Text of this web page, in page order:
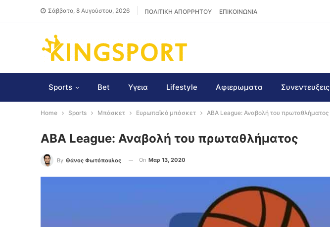
Σάββατο, 8 Αυγούστου, 2026 ΠΟΛΙΤΙΚΗ ΑΠΟΡΡΗΤΟΥ ΕΠΙΚΟΙΝΩΝΙΑ
Sports Bet Υγεια Lifestyle Αφιερωματα Συνεντευξεις
Home Sports Μπάσκετ Ευρωπαϊκό μπάσκετ ABA League: Αναβολή του πρωταθλήματος
ABA League: Αναβολή του πρωταθλήματος
By Θάνος Φωτόπουλος On Μαρ 13, 2020